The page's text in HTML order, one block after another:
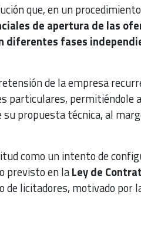
que, en un
de apertura de las
diferentes fases
de la empresa
particulares, permitiéndole
propuesta técnica, al
como un intento de
previsto en laLey de
de licitadores, motivado por